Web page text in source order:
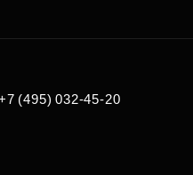
(495) 032-45-20